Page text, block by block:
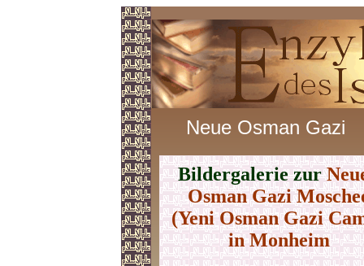
Neue Osman Gazi
Bildergalerie zur
Osman Gazi
(Yeni Osman Gazi
in Monheim